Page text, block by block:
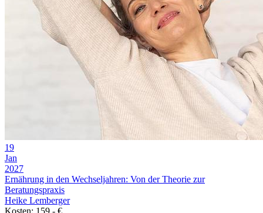
19
Jan
2027
Ernährung in den Wechseljahren: Von der Theorie zur
Beratungspraxis
Heike Lemberger